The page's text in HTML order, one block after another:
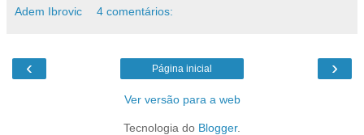
Adem Ibrovic 4 comentários:
‹ ›
Página inicial
Ver versão para a web
Tecnologia do Blogger.